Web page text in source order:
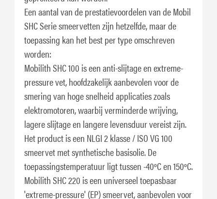
Een aantal van de prestatievoordelen van de Mobil
SHC Serie smeervetten zijn hetzelfde, maar de
toepassing kan het best per type omschreven
worden:
Mobilith SHC 100 is een anti-slijtage en extreme-
pressure vet, hoofdzakelijk aanbevolen voor de
smering van hoge snelheid applicaties zoals
elektromotoren, waarbij verminderde wrijving,
lagere slijtage en langere levensduur vereist zijn.
Het product is een NLGI 2 klasse / ISO VG 100
smeervet met synthetische basisolie. De
toepassingstemperatuur ligt tussen -40ºC en 150ºC.
Mobilith SHC 220 is een universeel toepasbaar
'extreme-pressure' (EP) smeervet, aanbevolen voor